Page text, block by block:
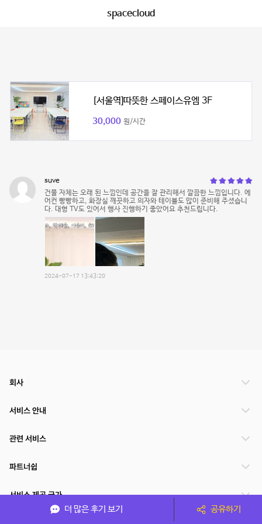
spacecloud
[서울역]따뜻한 스페이스유엠 3F
30,000 원/시간
suve
건물 자체는 오래 된 느낌인데 공간을 잘 관리해서 깔끔한 느낌입니다. 에
어컨 빵빵하고, 화장실 깨끗하고 의자와 테이블도 많이 준비해 주셨습니
다. 대형 TV도 있어서 행사 진행하기 좋았어요 추천드립니다.
2024-07-17 13:43:20
더 많은 후기 보기 공유하기
회사
서비스 안내
관련 서비스
파트너쉽
서비스 제공 국가